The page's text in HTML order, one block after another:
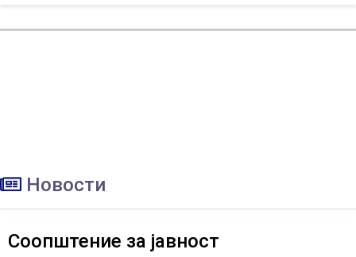
Новости
Соопштение за јавност